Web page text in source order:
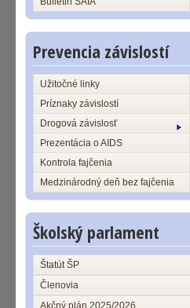
Prevencia závislostí
Užitočné linky
Príznaky závislostí
Drogová závislosť
Prezentácia o AIDS
Kontrola fajčenia
Medzinárodný deň bez fajčenia
Školský parlament
Štatút ŠP
Členovia
Akčný plán 2025/2026